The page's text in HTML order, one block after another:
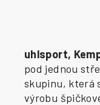
uhlsport,
pod jednou
skupinu, která
výrobu